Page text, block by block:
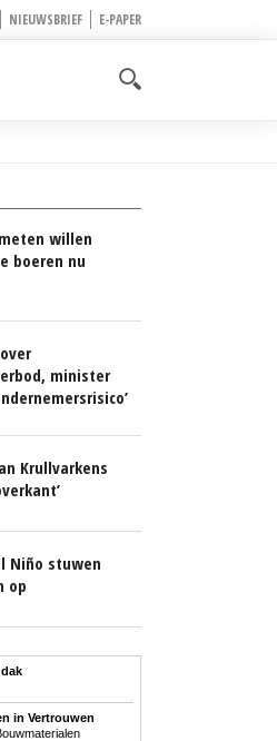
NIEUWSBRIEF E-PAPER
willen
boeren nu
minister
Krullvarkens
Niño stuwen
op
in Vertrouwen